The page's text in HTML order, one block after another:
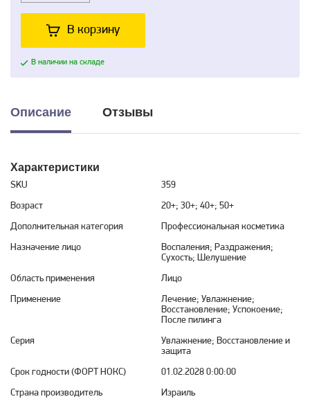
В корзину
В наличии на складе
Описание Отзывы
Характеристики
SKU
359
Возраст
20+; 30+; 40+; 50+
Дополнительная категория
Профессиональная косметика
Назначение лицо
Воспаления; Раздражения;
Сухость; Шелушение
Область применения
Лицо
Применение
Лечение; Увлажнение;
Восстановление; Успокоение;
После пилинга
Серия
Увлажнение; Восстановление и
защита
Срок годности (ФОРТ НОКС)
01.02.2028 0:00:00
Страна производитель
Израиль